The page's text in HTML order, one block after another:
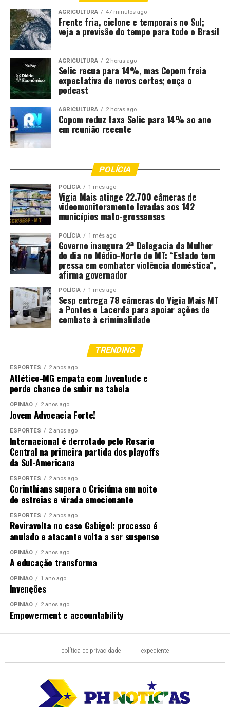
AGRICULTURA 47 minutos ago
Frente fria, ciclone e temporais no Sul;
veja a previsão do tempo para todo o Brasil
AGRICULTURA 2 horas ago
Selic recua para 14%, mas Copom freia
expectativa de novos cortes; ouça o
podcast
AGRICULTURA 2 horas ago
Copom reduz taxa Selic para 14% ao ano
em reunião recente
POLÍCIA
POLÍCIA 1 mês ago
Vigia Mais atinge 22.700 câmeras de
videomonitoramento levadas aos 142
municípios mato-grossenses
POLÍCIA 1 mês ago
Governo inaugura 2ª Delegacia da Mulher
do dia no Médio-Norte de MT: “Estado tem
pressa em combater violência doméstica”,
afirma governador
POLÍCIA 1 mês ago
Sesp entrega 78 câmeras do Vigia Mais MT
a Pontes e Lacerda para apoiar ações de
combate à criminalidade
TRENDING
ESPORTES 2 anos ago
Atlético-MG empata com Juventude e
perde chance de subir na tabela
OPINIÃO 2 anos ago
Jovem Advocacia Forte!
ESPORTES 2 anos ago
Internacional é derrotado pelo Rosario
Central na primeira partida dos playoffs
da Sul-Americana
ESPORTES 2 anos ago
Corinthians supera o Criciúma em noite
de estreias e virada emocionante
ESPORTES 2 anos ago
Reviravolta no caso Gabigol: processo é
anulado e atacante volta a ser suspenso
OPINIÃO 2 anos ago
A educação transforma
OPINIÃO 1 ano ago
Invenções
OPINIÃO 2 anos ago
Empowerment e accountability
política de privacidade expediente